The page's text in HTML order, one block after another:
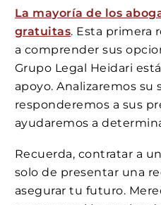
La mayoría de los
gratuitas. Esta primera
a comprender sus
Grupo Legal Heidari
apoyo. Analizaremos su
responderemos a sus
ayudaremos a
Recuerda, contratar a
solo de presentar una
asegurar tu futuro.